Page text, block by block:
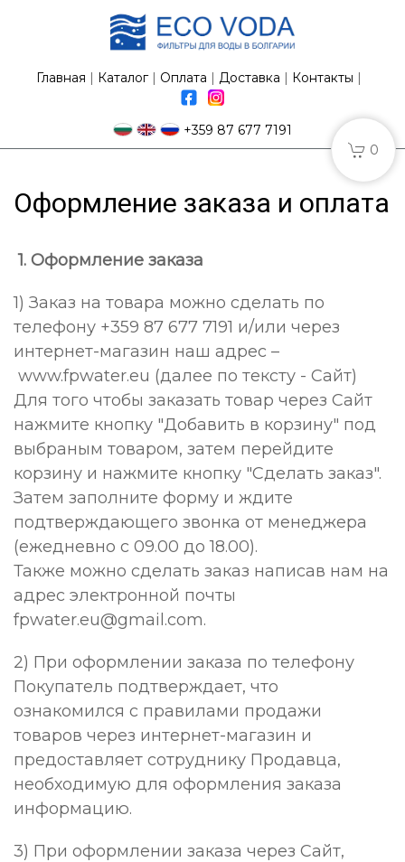
Главная | Каталог| Оплата | Доставка | Контакты |
+359 87 677 7191
0
Оформление заказа и оплата
1. Оформление заказа
1) Заказ на товара можно сделать по
телефону +359 87 677 7191 и/или через
интернет-магазин наш адрес –
www.fpwater.eu (далее по тексту - Сайт)
Для того чтобы заказать товар через Сайт
нажмите кнопку "Добавить в корзину" под
выбраным товаром, затем перейдите
корзину и нажмите кнопку "Сделать заказ".
Затем заполните форму и ждите
подтверждающего звонка от менеджера
(ежедневно с 09.00 до 18.00).
Также можно сделать заказ написав нам на
адрес электронной почты
fpwater.eu@gmail.com.
2) При оформлении заказа по телефону
Покупатель подтверждает, что
ознакомился с правилами продажи
товаров через интернет-магазин и
предоставляет сотруднику Продавца,
необходимую для оформления заказа
информацию.
3) При оформлении заказа через Сайт,